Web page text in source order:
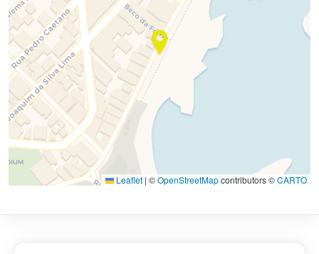
Leaflet | ©OpenStreetMapcontributors ©CARTO